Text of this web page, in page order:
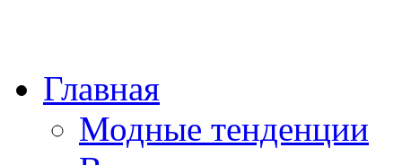
Главная
Модные тенденции